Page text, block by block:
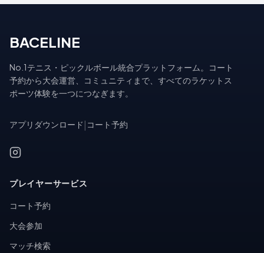
BACELINE
No.1テニス・ピックルボール統合プラットフォーム。コート
予約から大会運営、コミュニティまで、すべてのラケットス
ポーツ体験を一つにつなぎます。
アプリダウンロード コート予約
プレイヤーサービス
コート予約
大会参加
マッチ検索